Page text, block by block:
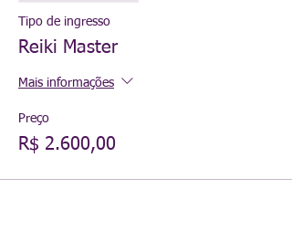
Tipo de ingresso
Reiki Master
Mais informações
Preço
R$ 2.600,00